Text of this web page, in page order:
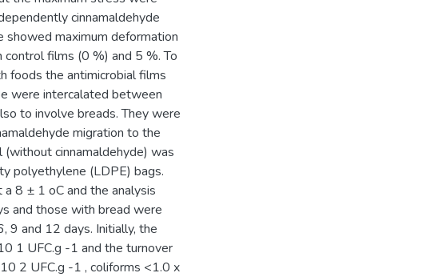
cinnamaldehyde
showed maximum deformation
films (0 %) and 5 %. To
foods the antimicrobial films
were intercalated between
to involve breads. They were
migration to the
cinnamaldehyde) was
polyethylene (LDPE) bags.
8 ± 1 oC and the analysis
and those with bread were
9 and 12 days. Initially, the
1 UFC.g -1 and the turnover
2 UFC.g -1 , coliforms <1.0 x